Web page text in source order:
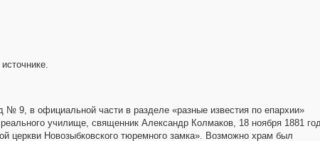
№ 9, в официальной части в разделе «разные известия по епархии»
училище, священник Александр Колмаков, 18 ноября 1881
церкви Новозыбковского тюремного замка». Возможно храм был